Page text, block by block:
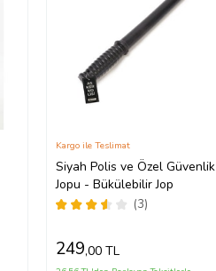
Siyah Polis ve Özel Güvenlik
Jopu - Bükülebilir Jop
(3)
Kargo ile Teslimat
249,00 TL